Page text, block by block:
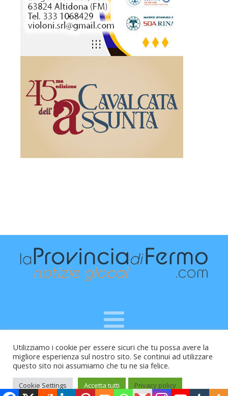
Raffaele Vitali - via Leopardi 10 - 61121 Pesaro (PU) -
Cod.Fisc VTLRFL77B02L500Y - Testata giornalistica, aut.
Trib.Fermo n.04/2010 del 05/08/2010
Utilizziamo i cookie per essere sicuri che tu possa avere la
migliore esperienza sul nostro sito. Se continui ad utilizzare
questo sito noi assumiamo che tu ne sia felice.
Cookie Settings Accetta tutti Privacy policy